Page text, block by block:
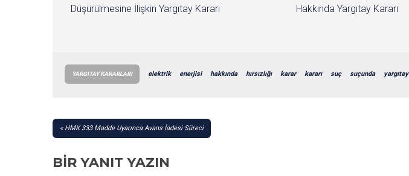
Düşürülmesine İlişkin Yargıtay Kararı
Hakkında Yargıtay Kararı
YARGITAY KARARLARI elektrik enerjisi hakkında hırsızlığı karar kararı suç suçunda yargıtay
YAZI
HMK 333 Madde Uyarınca Avans İadesi Süreci
BIR YANIT YAZIN